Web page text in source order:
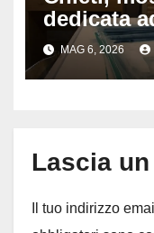
dedicata
Donno:
cuore
MAG 6, 2026
Lascia
Il tuo indirizzo